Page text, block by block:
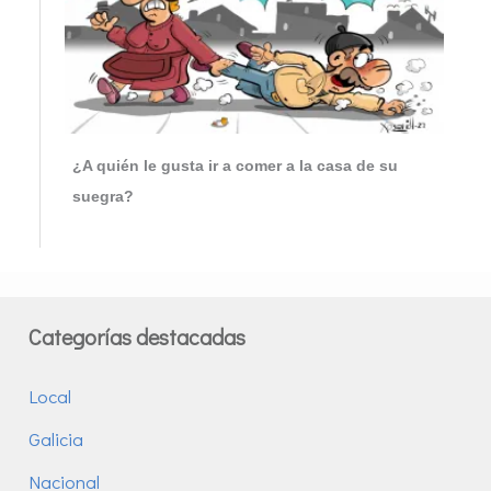
¿A quién le gusta ir a comer a la casa de su
suegra?
Categorías destacadas
Local
Galicia
Nacional